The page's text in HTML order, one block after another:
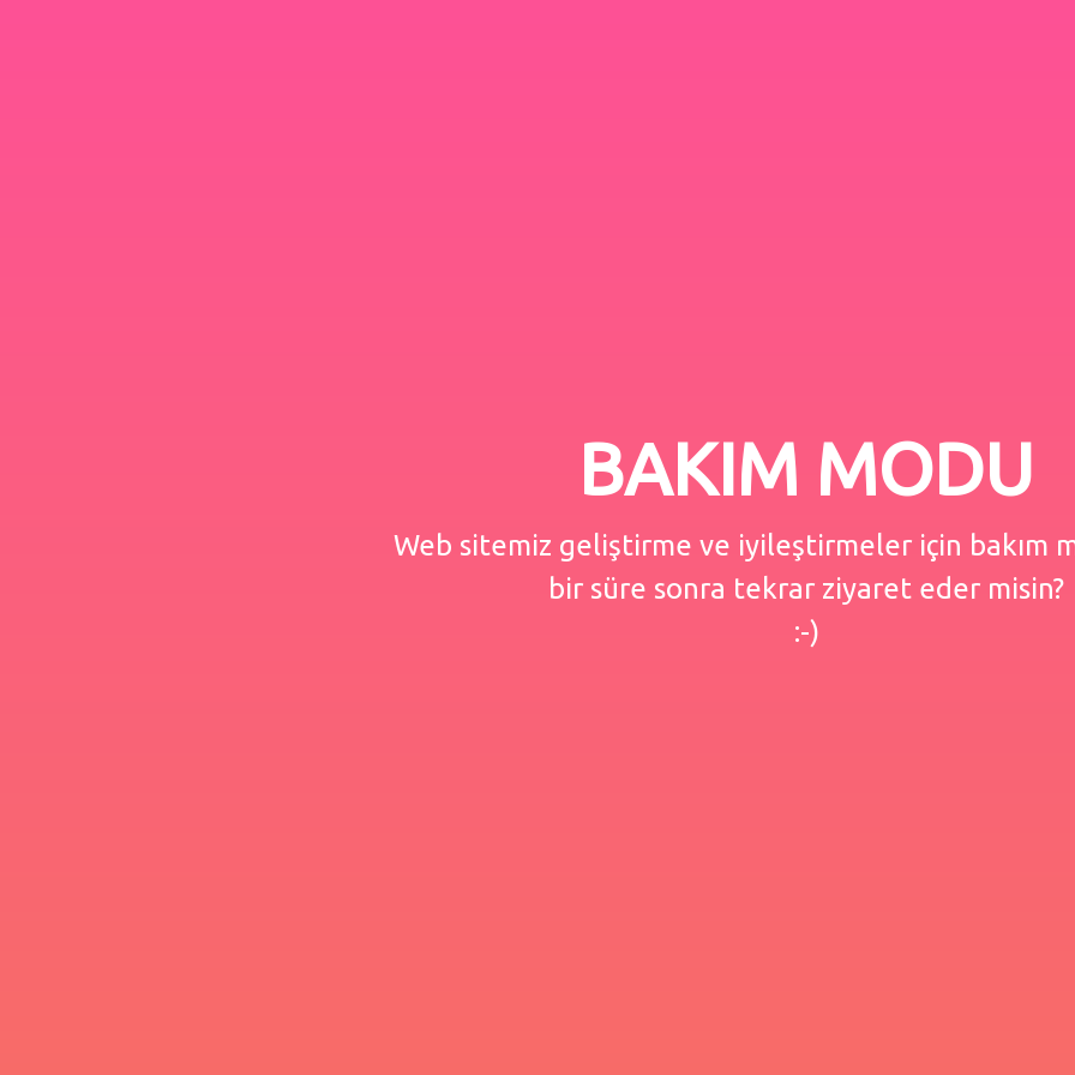
BAKIM MODU
Web sitemiz geliştirme ve iyileştirmeler için bakım
bir süre sonra tekrar ziyaret eder misin?
:-)